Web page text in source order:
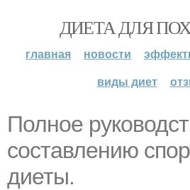
ДИЕТА ДЛЯ
главная новости
виды диет
Полное
составлению
диеты.